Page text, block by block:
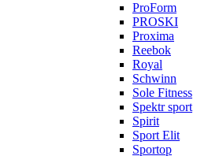
ProForm
PROSKI
Proxima
Reebok
Royal
Schwinn
Sole Fitness
Spektr sport
Spirit
Sport Elit
Sportop